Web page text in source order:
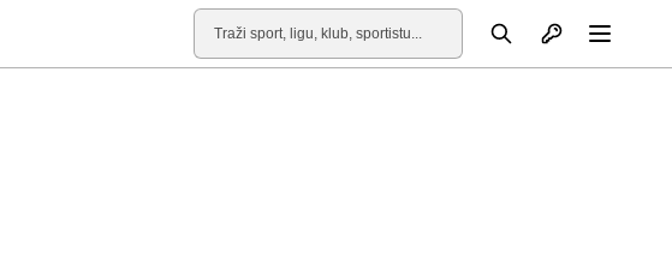
Pretraga Otvori profil